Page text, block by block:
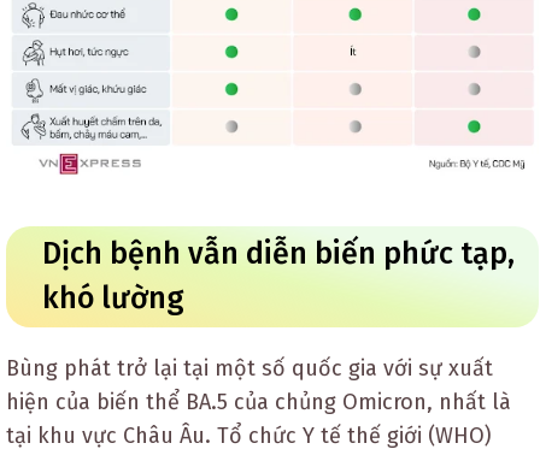
Dịch bệnh vẫn diễn biến phức tạp,
khó lường
Bùng phát trở lại tại một số quốc gia với sự xuất
hiện của biến thể BA.5 của chủng Omicron, nhất là
tại khu vực Châu Âu. Tổ chức Y tế thế giới (WHO)